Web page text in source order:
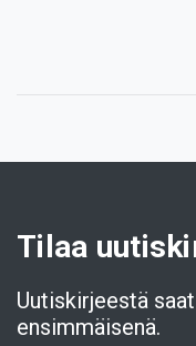
Tilaa
Uutiskirjeestä
ensimmäisenä.